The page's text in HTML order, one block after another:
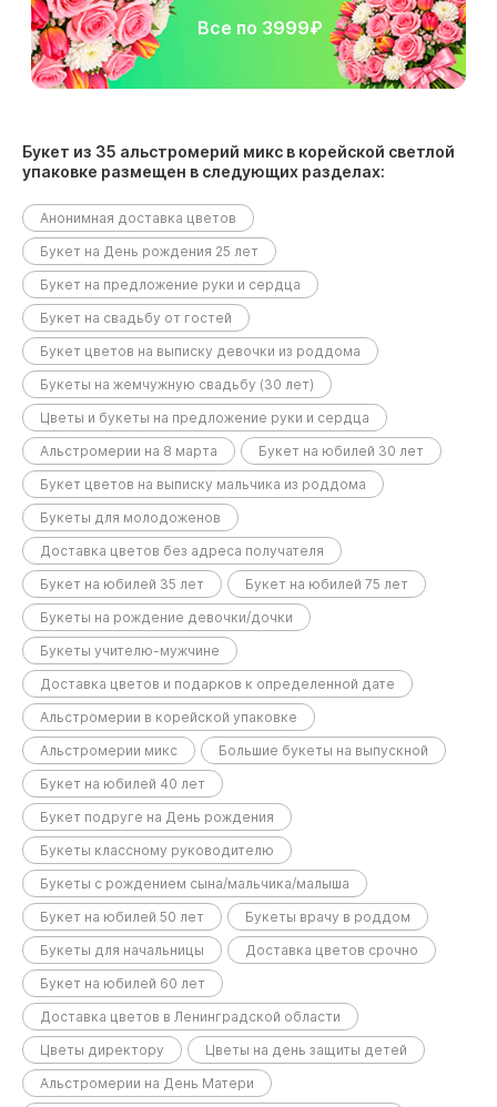
Все по 3999₽
Букет из 35 альстромерий микс в корейской светлой
упаковке размещен в следующих разделах:
Анонимная доставка цветов
Букет на День рождения 25 лет
Букет на предложение руки и сердца
Букет на свадьбу от гостей
Букет цветов на выписку девочки из роддома
Букеты на жемчужную свадьбу (30 лет)
Цветы и букеты на предложение руки и сердца
Альстромерии на 8 марта
Букет на юбилей 30 лет
Букет цветов на выписку мальчика из роддома
Букеты для молодоженов
Доставка цветов без адреса получателя
Букет на юбилей 35 лет
Букет на юбилей 75 лет
Букеты на рождение девочки/дочки
Букеты учителю-мужчине
Доставка цветов и подарков к определенной дате
Альстромерии в корейской упаковке
Альстромерии микс
Большие букеты на выпускной
Букет на юбилей 40 лет
Букет подруге на День рождения
Букеты классному руководителю
Букеты с рождением сына/мальчика/малыша
Букет на юбилей 50 лет
Букеты врачу в роддом
Букеты для начальницы
Доставка цветов срочно
Букет на юбилей 60 лет
Доставка цветов в Ленинградской области
Цветы директору
Цветы на день защиты детей
Альстромерии на День Матери